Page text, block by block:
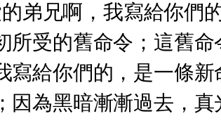
弟兄啊，我寫給你們
所受的舊命令；這舊
寫給你們的，是一條
因為黑暗漸漸過去，